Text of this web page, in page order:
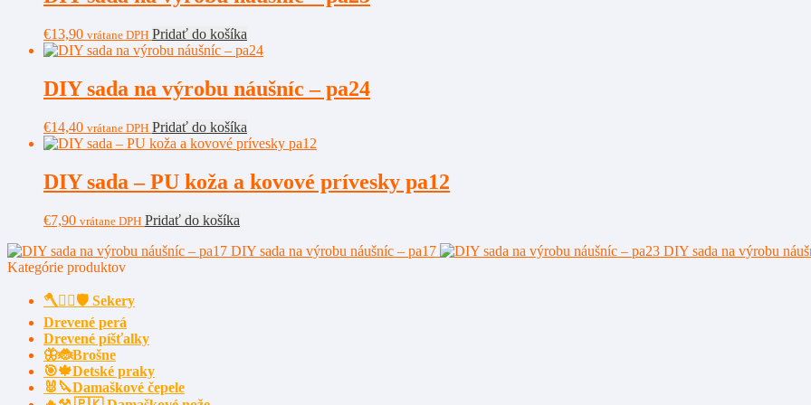
€13,90 vrátane DPH Pridať do košíka
DIY sada na výrobu náušníc – pa24
€14,40 vrátane DPH Pridať do košíka
DIY sada – PU koža a kovové prívesky pa12
€7,90 vrátane DPH Pridať do košíka
DIY sada na výrobu náušníc – pa17
DIY sada na výrobu
Kategórie produktov
🪓🧔‍♂️🛡️ Sekery
Drevené perá
Drevené píšťalky
🦋🐞Brošne
🎯🍁Detské praky
🐰🔪Damaškové čepele